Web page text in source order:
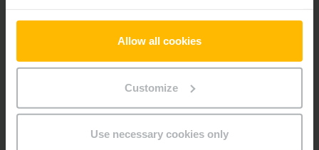
Allow all cookies
Customize
Use necessary cookies only
Lyfthöjd 7100 mm
Lastkapacitet 1400 kg
13726 h